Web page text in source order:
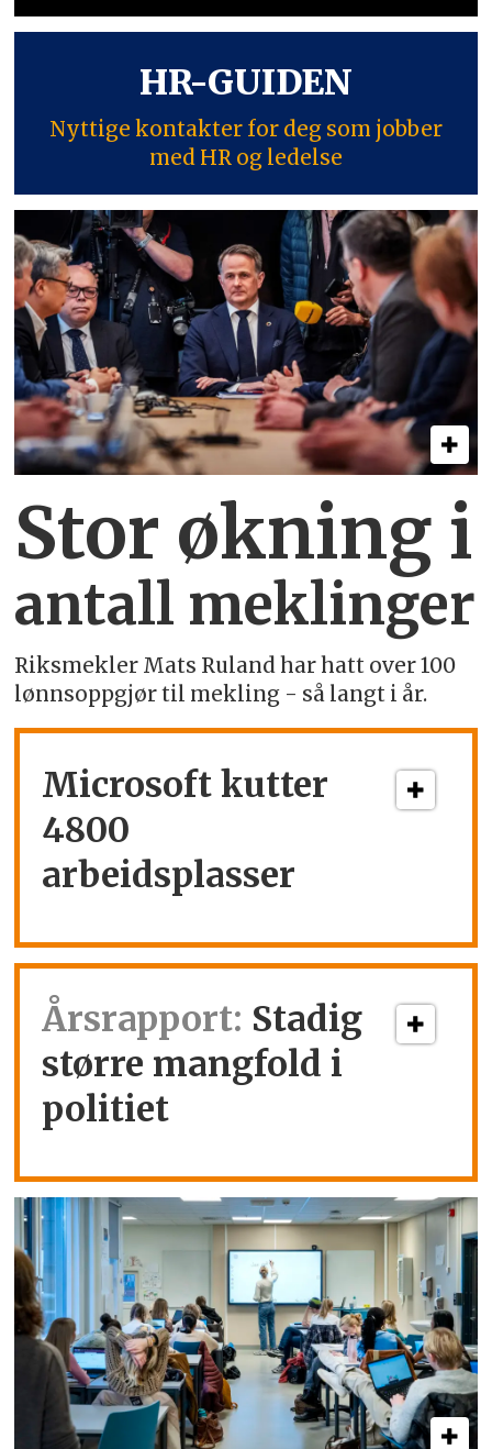
HR-GUIDEN
Nyttige kontakter for deg som jobber
med HR og ledelse
Stor økning i
antall meklinger
Riksmekler Mats Ruland har hatt over 100
lønnsoppgjør til mekling - så langt i år.
Microsoft kutter
4800
arbeidsplasser
Årsrapport: Stadig
større mangfold i
politiet